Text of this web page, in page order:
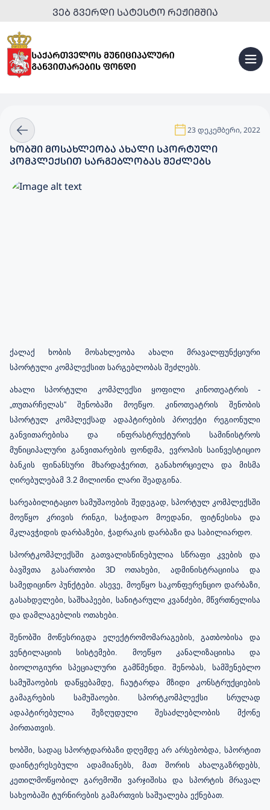
ᲕᲔᲑ ᲒᲕᲔᲠᲓᲘ ᲡᲐᲢᲔᲡᲢᲝ ᲠᲔᲟᲘᲛᲨᲘᲐ
23 დეკემბერი, 2022
ᲮᲝᲑᲨᲘ ᲛᲝᲡᲐᲮᲚᲔᲝᲑᲐ ᲐᲮᲐᲚᲘ ᲡᲞᲝᲠᲢᲣᲚᲘ
ᲙᲝᲛᲞᲚᲔᲥᲡᲘᲗ ᲡᲐᲠᲒᲔᲑᲚᲝᲑᲐᲡ ᲨᲔᲫᲚᲔᲑᲡ
ქალაქ ხობის მოსახლეობა ახალი მრავალფუნქციური
სპორტული კომპლექსით სარგებლობას შეძლებს.
ახალი სპორტული კომპლექსიყოფილი კინოთეატრის -
„თუთარჩელას“ შენობაში მოეწყო. კინოთეატრის შენობის
სპორტულ კომპლექსად ადაპტირების პროექტი რეგიონული
განვითარებისა და ინფრასტრუქტურის სამინისტროს
მუნიციპალური განვითარების ფონდმა, ევროპის საინვესტიციო
ბანკის ფინანსური მხარდაჭერით, განახორციელა და მისმა
ღირებულებამ 3.2 მილიონი ლარი შეადგინა.
სარეაბილიტაციო სამუშაოების შედეგად, სპორტულ კომპლექსში
მოეწყო კრივის რინგი, საჭიდაო მოედანი, ფიტნესისა და
მკლავჭიდის დარბაზები, ჭადრაკის დარბაზი და საბილიარდო.
სპორტკომპლექსში გათვალისწინებულია სწრაფი კვების და
ბავშვთა გასართობი 3D ოთახები, ადმინისტრაციისა და
სამედიცინო პუნქტები. ასევე, მოეწყო საკონფერენციო დარბაზი,
გასახდელები, საშხაპეები, სანიტარული კვანძები, მწვრთნელისა
და დამლაგებლის ოთახები.
შენობში მოწესრიგდა ელექტრომომარაგების, გათბობისა და
ვენტილაციის სისტემები. მოეწყო კანალიზაციისა და
ბიოლოგიურისპეციალური გამწმენდი. შენობას , სამშენებლო
სამუშაოების დაწყებამდე,
ჩაუტარდა მზიდი კონსტრუქციების
გამაგრების სამუშაოები. სპორტკომპლექსი სრულად
ადაპტირებულია
შეზღუდული შესაძლებლობის მქონე
პირთათვის.
ხობში, სადაც სპორტდარბაზი დღემდე არ არსებობდა, სპორტით
დაინტერესებული ადამიანებს, მათ შორის ახალგაზრდებს,
კეთილმოწყობილ გარემოში ვარჯიშისა და სპორტის მრავალ
სახეობაში ტურნირების გამართვის საშუალება ექნებათ.